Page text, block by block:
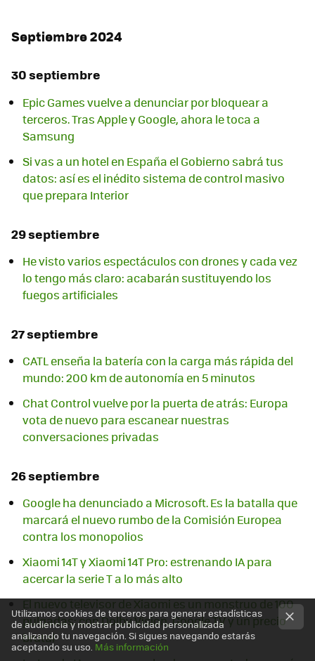
Septiembre 2024
30 septiembre
Epic Games vuelve a denunciar por bloquear a
terceros. Tras Apple y Google, ahora le toca a
Samsung
Si vas a un hotel en España el Gobierno sabrá tus
datos: así es el inédito sistema de control masivo
que prepara Interior
29 septiembre
He visto varios espectáculos con drones y cada vez
lo tengo más claro: acabarán sustituyendo los
fuegos artificiales
27 septiembre
CATL enseña la batería con la carga más rápida del
mundo: 200 km de autonomía en 5 minutos
Chat Control vuelve por la puerta de atrás: Europa
vota de nuevo para escanear nuestras
conversaciones privadas
26 septiembre
Google ha denunciado a Microsoft. Es la batalla que
marcará el nuevo rumbo de la Comisión Europea
contra los monopolios
Xiaomi 14T y Xiaomi 14T Pro: estrenando IA para
acercar la serie T a lo más alto
El nuevo televisor de Xiaomi es un monstruo de 100
pulgadas: con Dolby Vision, Google TV y un precio
brutal
Utilizamos cookies de terceros para generar estadísticas
de audiencia y mostrar publicidad personalizada
analizando tu navegación. Si sigues navegando estarás
aceptando su uso. Más información